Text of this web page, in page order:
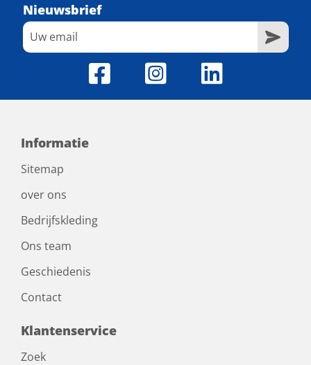
Nieuwsbrief
Informatie
Sitemap
over ons
Bedrijfskleding
Ons team
Geschiedenis
Contact
Klantenservice
Zoek